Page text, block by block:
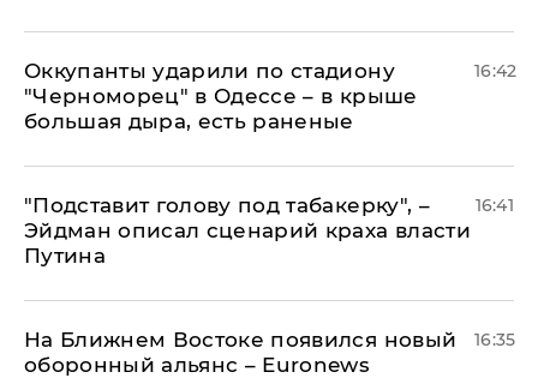
Оккупанты ударили по стадиону
"Черноморец" в Одессе – в крыше
большая дыра, есть раненые
16:42
​"Подставит голову под табакерку", –
Эйдман описал сценарий краха власти
Путина
16:41
На Ближнем Востоке появился новый
оборонный альянс – Euronews
16:35